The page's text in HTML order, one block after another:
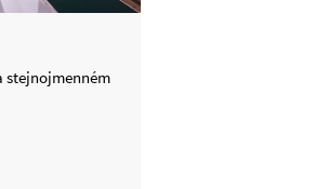
stejnojmenném